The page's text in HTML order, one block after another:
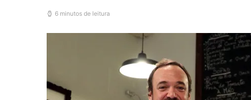
6 minutos de leitura